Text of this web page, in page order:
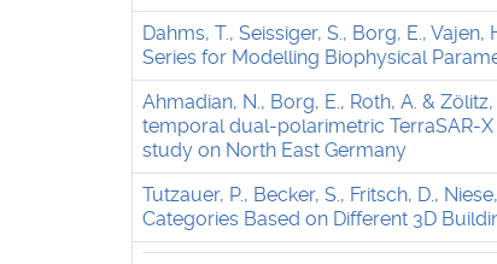
Dahms, T., Seissiger, S., Borg, E.,
Series for Modelling Biophysical
Ahmadian, N., Borg, E., Roth, A. &
temporal dual-polarimetric TerraSAR-
study on North East Germany
Tutzauer, P., Becker, S., Fritsch, D.,
Categories Based on Different 3D